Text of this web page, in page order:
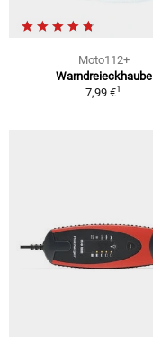
Moto112+
Warndreieckhaube
7,99 €1